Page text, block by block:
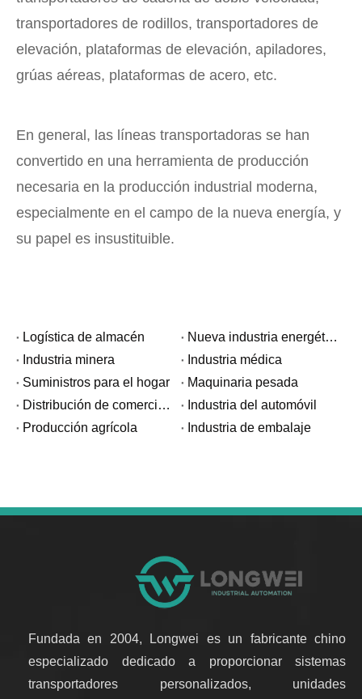
transportadores de rodillos, transportadores de
elevación, plataformas de elevación, apiladores,
grúas aéreas, plataformas de acero, etc.
En general, las líneas transportadoras se han
convertido en una herramienta de producción
necesaria en la producción industrial moderna,
especialmente en el campo de la nueva energía, y
su papel es insustituible.
Logística de almacén
Nueva industria energética
Industria minera
Industria médica
Suministros para el hogar
Maquinaria pesada
Distribución de comercio electrónico
Industria del automóvil
Producción agrícola
Industria de embalaje
Fundada en 2004, Longwei es un fabricante chino
especializado dedicado a proporcionar sistemas
transportadores personalizados, unidades